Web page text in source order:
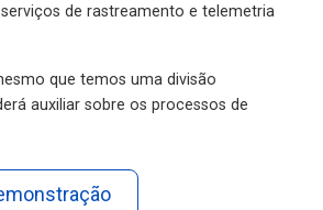
de rastreamento e telemetria
que temos uma divisão
auxiliar sobre os processos de